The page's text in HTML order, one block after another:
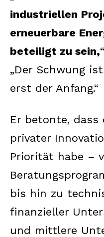
industriellen
erneuerbare
beteiligt zu sein,
„Der Schwung
erst der Anfang.“
Er betonte,
privater
Priorität habe –
bis hin zu
finanzieller
und mittlere